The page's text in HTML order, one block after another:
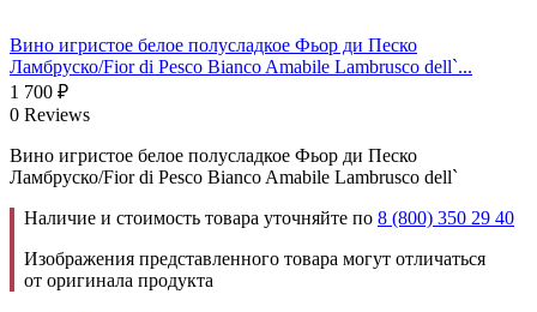
Вино игристое белое полусладкое Фьор ди Песко
Ламбруско/Fior di Pesco Bianco Amabile Lambrusco dell`...
1 700 ₽
0 Reviews
Вино игристое белое полусладкое Фьор ди Песко
Ламбруско/Fior di Pesco Bianco Amabile Lambrusco dell`
Наличие и стоимость товара уточняйте по 8 (800) 350 29 40
Изображения представленного товара могут отличаться
от оригинала продукта